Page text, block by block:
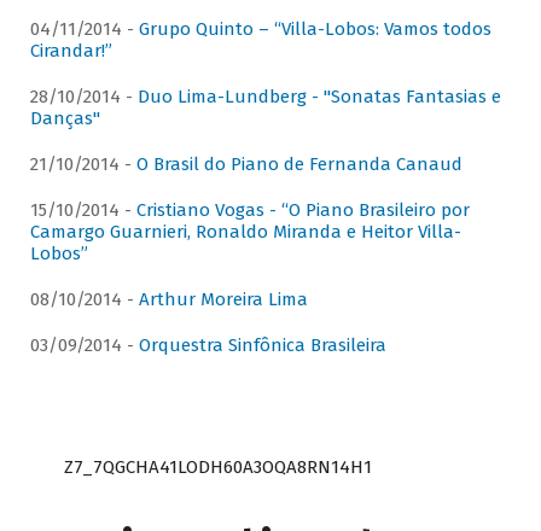
04/11/2014 - Grupo Quinto – “Villa-Lobos: Vamos todos
Cirandar!”
28/10/2014 - Duo Lima-Lundberg - "Sonatas Fantasias e
Danças"
21/10/2014 - O Brasil do Piano de Fernanda Canaud
15/10/2014 - Cristiano Vogas - “O Piano Brasileiro por
Camargo Guarnieri, Ronaldo Miranda e Heitor Villa-
Lobos”
08/10/2014 - Arthur Moreira Lima
03/09/2014 - Orquestra Sinfônica Brasileira
Z7_7QGCHA41LODH60A3OQA8RN14H1